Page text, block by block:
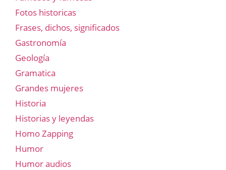
Fotos historicas
Frases, dichos, significados
Gastronomía
Geología
Gramatica
Grandes mujeres
Historia
Historias y leyendas
Homo Zapping
Humor
Humor audios